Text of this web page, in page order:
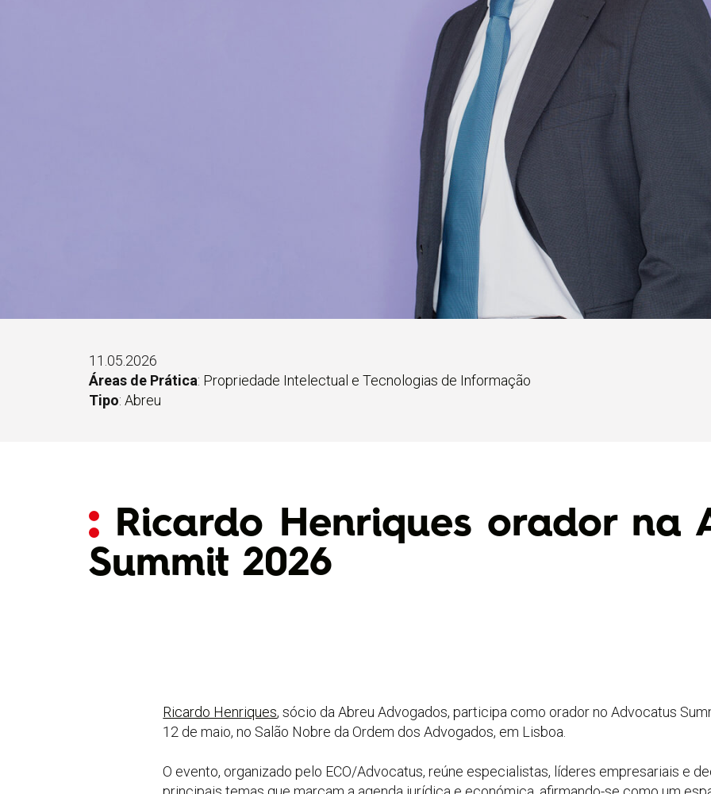
11.05.2026
Áreas de Prática: Propriedade Intelectual e Tecnologias de Informação
Tipo: Abreu
Ricardo Henriques orador na
Summit 2026
Ricardo Henriques, sócio da Abreu Advogados, participa como orador no Advocatus
12 de maio, no Salão Nobre da Ordem dos Advogados, em Lisboa.
O evento, organizado pelo ECO/Advocatus, reúne especialistas, líderes empresariais e